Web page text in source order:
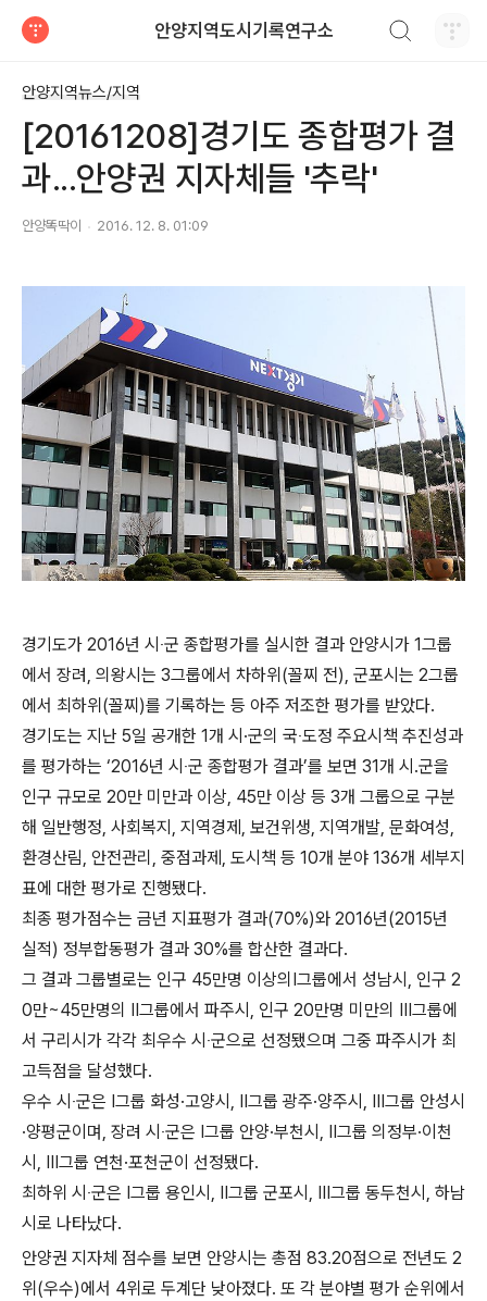
안양지역도시기록연구소
안양지역뉴스/지역
[20161208]경기도 종합평가 결
과...안양권 지자체들 '추락'
안양똑딱이 2016. 12. 8. 01:09
경기도가 2016년 시‧군 종합평가를 실시한 결과 안양시가 1그룹
에서 장려, 의왕시는 3그룹에서 차하위(꼴찌 전), 군포시는 2그룹
에서 최하위(꼴찌)를 기록하는 등 아주 저조한 평가를 받았다.
경기도는 지난 5일 공개한 1개 시·군의 국‧도정 주요시책 추진성과
를 평가하는 ‘2016년 시‧군 종합평가 결과’를 보면 31개 시.군을
인구 규모로 20만 미만과 이상, 45만 이상 등 3개 그룹으로 구분
해 일반행정, 사회복지, 지역경제, 보건위생, 지역개발, 문화여성,
환경산림, 안전관리, 중점과제, 도시책 등 10개 분야 136개 세부지
표에 대한 평가로 진행됐다.
최종 평가점수는 금년 지표평가 결과(70%)와 2016년(2015년
실적) 정부합동평가 결과 30%를 합산한 결과다.
그 결과 그룹별로는 인구 45만명 이상의Ⅰ그룹에서 성남시, 인구 2
0만~45만명의 Ⅱ그룹에서 파주시, 인구 20만명 미만의 Ⅲ그룹에
서 구리시가 각각 최우수 시‧군으로 선정됐으며 그중 파주시가 최
고득점을 달성했다.
우수 시‧군은 Ⅰ그룹 화성·고양시, Ⅱ그룹 광주·양주시, Ⅲ그룹 안성시
·양평군이며, 장려 시‧군은 Ⅰ그룹 안양·부천시, Ⅱ그룹 의정부·이천
시, Ⅲ그룹 연천·포천군이 선정됐다.
최하위 시‧군은 Ⅰ그룹 용인시, Ⅱ그룹 군포시, Ⅲ그룹 동두천시, 하남
시로 나타났다.
안양권 지자체 점수를 보면 안양시는 총점 83.20점으로 전년도 2
위(우수)에서 4위로 두계단 낮아졌다. 또 각 분야별 평가 순위에서